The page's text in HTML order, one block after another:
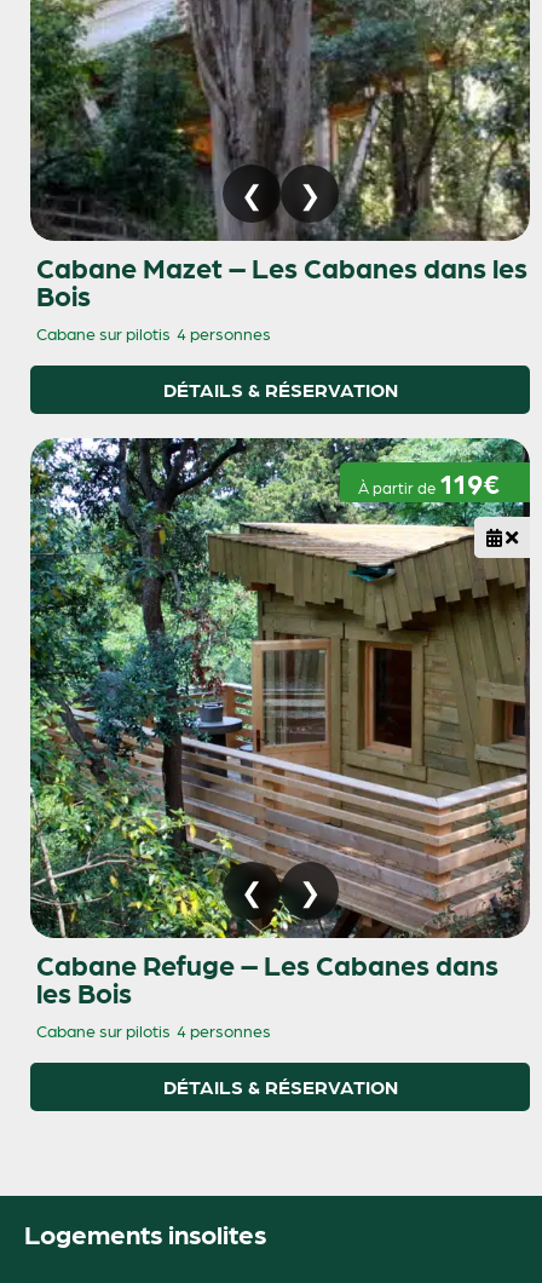
Cabane Mazet – Les Cabanes dans les
Bois
Cabane sur pilotis 4 personnes
DÉTAILS & RÉSERVATION
À partir de 119€
Cabane Refuge – Les Cabanes dans
les Bois
Cabane sur pilotis 4 personnes
DÉTAILS & RÉSERVATION
Logements insolites